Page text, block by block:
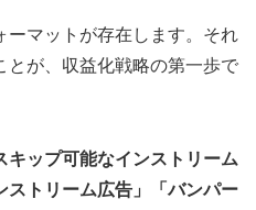
ーマットが存在します。それ
とが、収益化戦略の第一歩で
キップ可能なインストリーム
ストリーム広告」「バンパー